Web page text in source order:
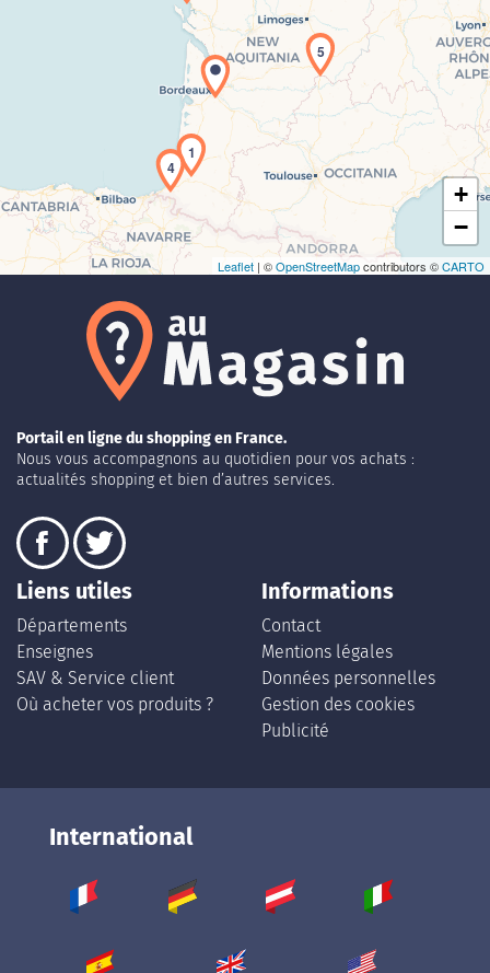
Chargement de la carte en cours...
1
4
5
+
−
Leaflet | ©OpenStreetMapcontributors ©CARTO
Portail en ligne du shopping en France.
Nous vous accompagnons au quotidien pour vos achats :
actualités shopping et bien d’autres services.
Liens utiles
Départements
Enseignes
SAV & Service client
Où acheter vos produits ?
Informations
Contact
Mentions légales
Données personnelles
Gestion des cookies
Publicité
International